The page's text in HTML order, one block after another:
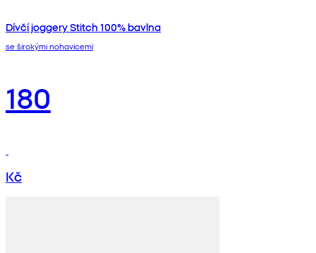
Dívčí joggery Stitch 100% bavlna
se širokými nohavicemi
180
Kč